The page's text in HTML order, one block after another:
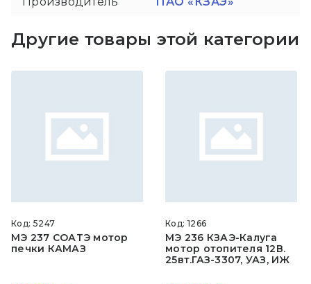
Другие товары этой категории
Код: 5247
МЭ 237 СОАТЭ мотор
печки КАМАЗ
Код: 1266
МЭ 236 КЗАЭ-Калуга
мотор отопителя 12В.
25вт.ГАЗ-3307, УАЗ, ИЖ